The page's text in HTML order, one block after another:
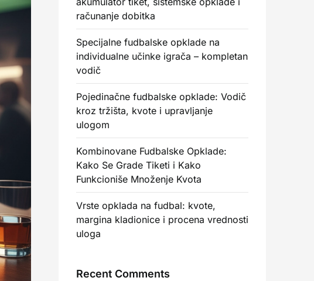
računanje dobitka
Specijalne fudbalske opklade na
individualne učinke igrača – kompletan
vodič
Pojedinačne fudbalske opklade: Vodič
kroz tržišta, kvote i upravljanje
ulogom
Kombinovane Fudbalske Opklade:
Kako Se Grade Tiketi i Kako
Funkcioniše Množenje Kvota
Vrste opklada na fudbal: kvote,
margina kladionice i procena vrednosti
uloga
Recent Comments